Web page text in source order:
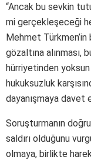
“Ancak bu sevkin
mi gerçekleşeceği
Mehmet Türkmen’in
gözaltına alınması,
hürriyetinden
hukuksuzluk
dayanışmaya davet
Soruşturmanın
saldırı olduğunu
olmaya, birlikte